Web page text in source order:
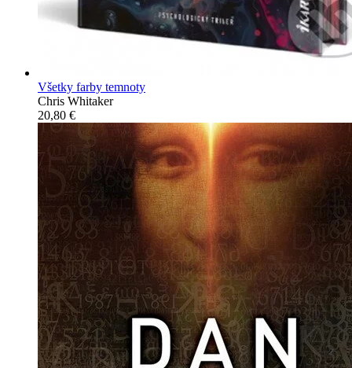
Všetky farby temnoty
Chris Whitaker
20,80 €